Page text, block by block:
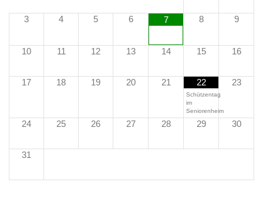
3 4 5 6 7 8 9
10 11 12 13 14 15 16
17 18 19 20 21 22
Schützentag
im
Seniorenheim
23
24 25 26 27 28 29 30
31